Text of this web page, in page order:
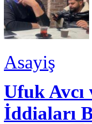
Asayiş
Ufuk Avcı
İddiaları